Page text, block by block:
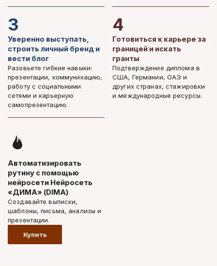
3
Уверенно выступать,
строить личный бренд и
вести блог
Разовьете гибкие навыки:
презентации, коммуникацию,
работу с социальными
сетями и карьерную
самопрезентацию.
4
Готовиться к карьере за
границей и искать
гранты
Подтверждение диплома в
США, Германии, ОАЭ и
других странах, стажировки
и международные ресурсы.
Автоматизировать
рутину с помощью
нейросети Нейросеть
«ДИМА» (DIMA)
Создавайте выписки,
шаблоны, письма, анализы и
презентации.
Купить